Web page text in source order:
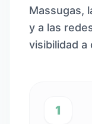
Massugas,
y a las
visibilidad a
1